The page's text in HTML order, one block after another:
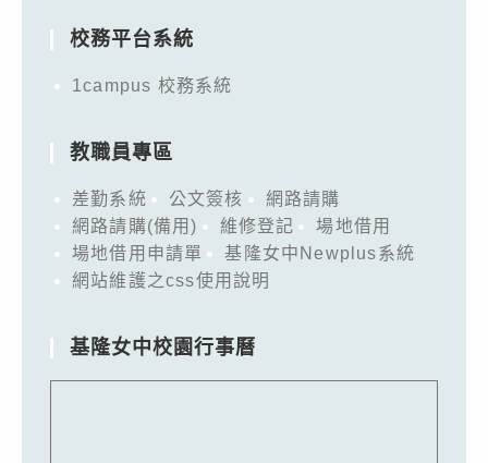
校務平台系統
1campus 校務系統
教職員專區
差勤系統 公文簽核
網路請購
網路請購(備用)
維修登記
場地借用
場地借用申請單
基隆女中Newplus系統
網站維護之css使用說明
基隆女中校園行事曆